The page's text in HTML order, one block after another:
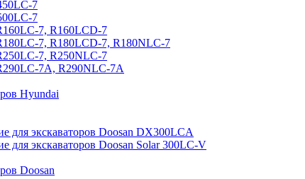
7
7
7, R160LCD-7
7, R180LCD-7, R180NLC-7
7, R250NLC-7
7A, R290NLC-7A
Hyundai
для экскаваторов Doosan DX300LCA
для экскаваторов Doosan Solar 300LC-V
Doosan